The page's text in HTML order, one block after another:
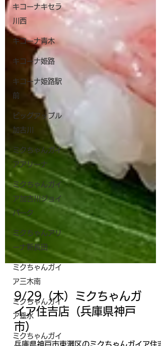
キコーナキセラ
川西
キコーナ青木
キコーナ姫路
キコーナ姫路駅
前
ビッグアップル
加古川
ミクちゃんガイ
アアリーナ
ミクちゃんガイ
ア加古川ジョイ
パーク
ミクちゃんアリ
ーナ新長田
ミクちゃんガイ
ア三木南
ミクちゃんガイ
ア垂水
ミクちゃんガイ